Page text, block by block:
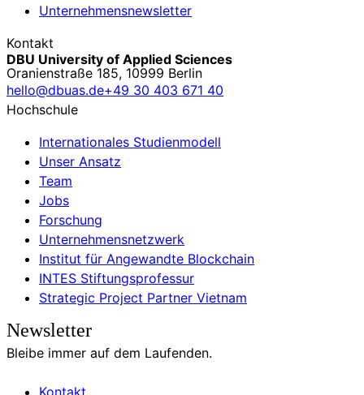
Unternehmensnewsletter
Kontakt
DBU University of Applied Sciences
Oranienstraße 185, 10999 Berlin
hello@dbuas.de+49 30 403 671 40
Hochschule
Internationales Studienmodell
Unser Ansatz
Team
Jobs
Forschung
Unternehmensnetzwerk
Institut für Angewandte Blockchain
INTES Stiftungsprofessur
Strategic Project Partner Vietnam
Newsletter
Bleibe immer auf dem Laufenden.
Kontakt